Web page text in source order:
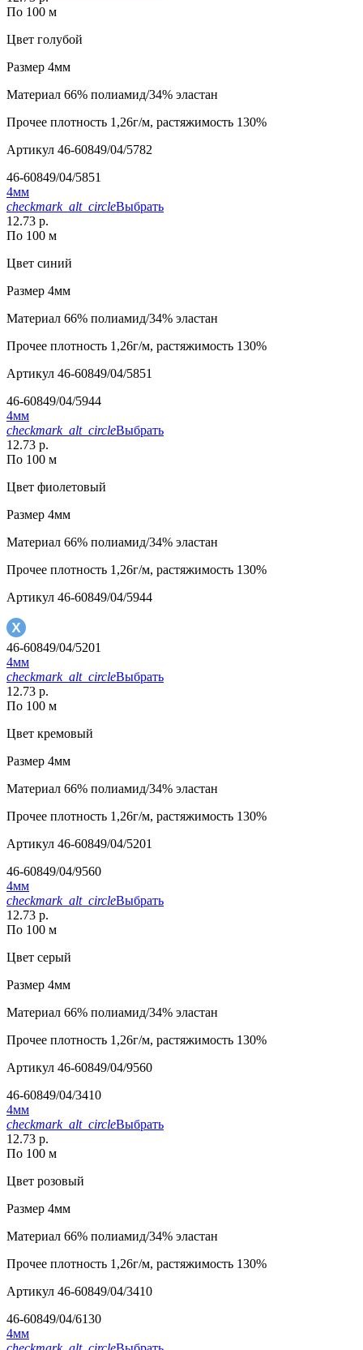
По 100 м
Цвет голубой
Размер 4мм
Материал 66% полиамид/34% эластан
Прочее плотность 1,26г/м, растяжимость 130%
Артикул 46-60849/04/5782
46-60849/04/5851
4мм
checkmark_alt_circleВыбрать
12.73 р.
По 100 м
Цвет синий
Размер 4мм
Материал 66% полиамид/34% эластан
Прочее плотность 1,26г/м, растяжимость 130%
Артикул 46-60849/04/5851
46-60849/04/5944
4мм
checkmark_alt_circleВыбрать
12.73 р.
По 100 м
Цвет фиолетовый
Размер 4мм
Материал 66% полиамид/34% эластан
Прочее плотность 1,26г/м, растяжимость 130%
Артикул 46-60849/04/5944
46-60849/04/5201
4мм
checkmark_alt_circleВыбрать
12.73 р.
По 100 м
Цвет кремовый
Размер 4мм
Материал 66% полиамид/34% эластан
Прочее плотность 1,26г/м, растяжимость 130%
Артикул 46-60849/04/5201
46-60849/04/9560
4мм
checkmark_alt_circleВыбрать
12.73 р.
По 100 м
Цвет серый
Размер 4мм
Материал 66% полиамид/34% эластан
Прочее плотность 1,26г/м, растяжимость 130%
Артикул 46-60849/04/9560
46-60849/04/3410
4мм
checkmark_alt_circleВыбрать
12.73 р.
По 100 м
Цвет розовый
Размер 4мм
Материал 66% полиамид/34% эластан
Прочее плотность 1,26г/м, растяжимость 130%
Артикул 46-60849/04/3410
46-60849/04/6130
4мм